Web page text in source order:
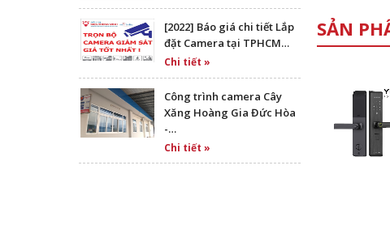
[2022] Báo giá chi tiết Lắp
đặt Camera tại TPHCM…
Chi tiết »
Công trình camera Cây
Xăng Hoàng Gia Đức Hòa
-…
Chi tiết »
SẢN